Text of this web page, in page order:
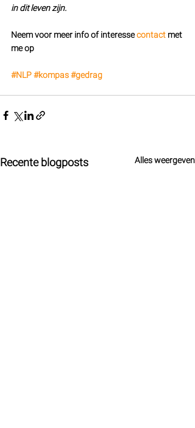
in dit leven zijn.
Neem voor meer info of interesse contact met
me op
#NLP#kompas#gedrag
Recente blogposts Alles weergeven